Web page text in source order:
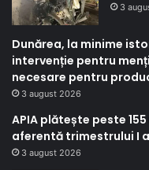
3
Dunărea, la minime
intervenție pentru
necesare pentru
3 august 2026
APIA plătește peste
aferentă trimestrului I
3 august 2026